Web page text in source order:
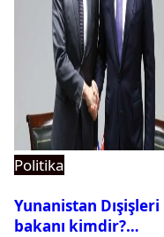
Politika
Yunanistan Dışişleri
bakanı kimdir?